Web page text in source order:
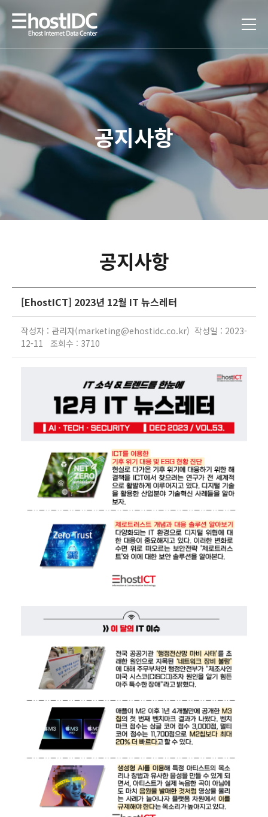
공지사항
공지사항
[EhostICT] 2023년 12월 IT 뉴스레터
작성자 : 관리자(marketing@ehostidc.co.kr) 작성일 : 2023-
12-11 조회수 : 3710